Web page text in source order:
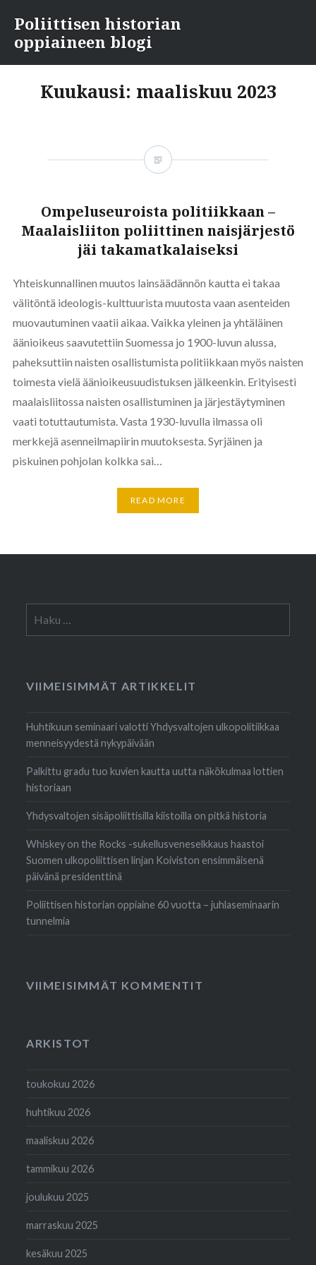
content
Poliittisen historian
oppiaineen blogi
Kuukausi: maaliskuu 2023
Ompeluseuroista politiikkaan –
Maalaisliiton poliittinen naisjärjestö
jäi takamatkalaiseksi
Yhteiskunnallinen muutos lainsäädännön kautta ei takaa
välitöntä ideologis-kulttuurista muutosta vaan asenteiden
muovautuminen vaatii aikaa. Vaikka yleinen ja yhtäläinen
äänioikeus saavutettiin Suomessa jo 1900-luvun alussa,
paheksuttiin naisten osallistumista politiikkaan myös naisten
toimesta vielä äänioikeusuudistuksen jälkeenkin. Erityisesti
maalaisliitossa naisten osallistuminen ja järjestäytyminen
vaati totuttautumista. Vasta 1930-luvulla ilmassa oli
merkkejä asenneilmapiirin muutoksesta. Syrjäinen ja
piskuinen pohjolan kolkka sai…
READ MORE
VIIMEISIMMÄT ARTIKKELIT
Huhtikuun seminaari valotti Yhdysvaltojen ulkopolitiikkaa
menneisyydestä nykypäivään
Palkittu gradu tuo kuvien kautta uutta näkökulmaa lottien
historiaan
Yhdysvaltojen sisäpoliittisilla kiistoilla on pitkä historia
Whiskey on the Rocks -sukellusveneselkkaus haastoi
Suomen ulkopoliittisen linjan Koiviston ensimmäisenä
päivänä presidenttinä
Poliittisen historian oppiaine 60 vuotta – juhlaseminaarin
tunnelmia
VIIMEISIMMÄT KOMMENTIT
ARKISTOT
toukokuu 2026
huhtikuu 2026
maaliskuu 2026
tammikuu 2026
joulukuu 2025
marraskuu 2025
kesäkuu 2025